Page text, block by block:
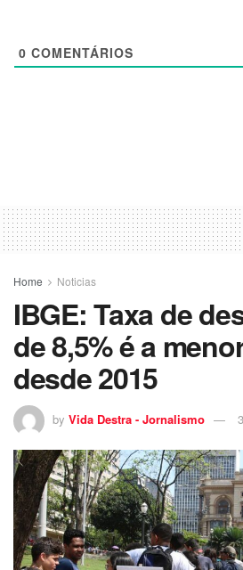
0 COMENTÁRIOS
Home Noticias
IBGE: Taxa de
de 8,5% é a
desde 2015
by Vida Destra - Jornalismo